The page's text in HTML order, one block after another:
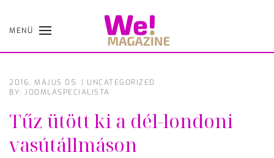
Skip
MENÜ
2016. MÁJUS 05. | UNCATEGORIZED
BY: JOOMLASPECIALISTA
Tűz ütött ki a dél-londoni
vasútállmáson